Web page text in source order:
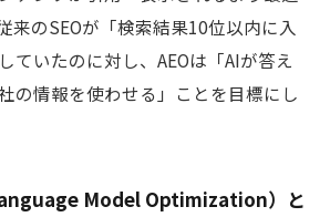
来のSEOが「検索結果10位以内に入
ていたのに対し、AEOは「AIが答え
の情報を使わせる」ことを目標にし
Model Optimization）と